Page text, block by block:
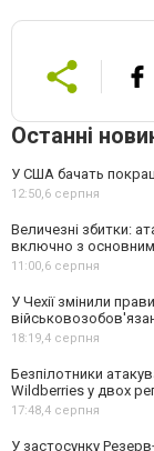
Останні
У США бачать
12:50,6 серпня
Величезні збитки:
включно з
11:00,6 серпня
У Чехії змінили
18:19,4 серпня
Безпілотники
Wildberries у двох
17:48,4 серпня
У застосунку